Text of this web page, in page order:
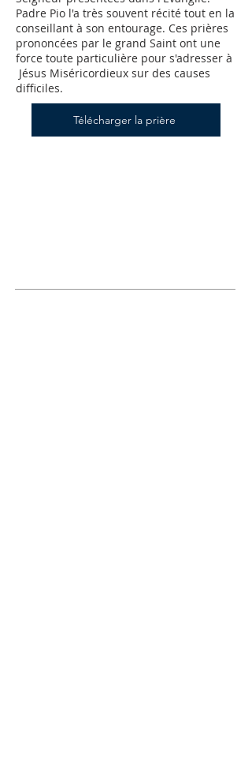
Padre Pio l'a très souvent récité tout en la
conseillant à son entourage. Ces prières
prononcées par le grand Saint ont une
force toute particulière pour s'adresser à
Jésus Miséricordieux sur des causes
difficiles.
Télécharger la prière